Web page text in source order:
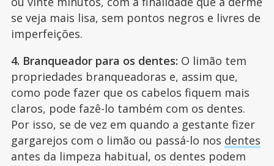
se veja mais lisa, sem pontos negros e livres de
imperfeições.
4. Branqueador para os dentes: O limão tem
propriedades branqueadoras e, assim que,
como pode fazer que os cabelos fiquem mais
claros, pode fazê-lo também com os dentes.
Por isso, se de vez em quando a gestante fizer
gargarejos com o limão ou passá-lo nos dentes
antes da limpeza habitual, os dentes podem